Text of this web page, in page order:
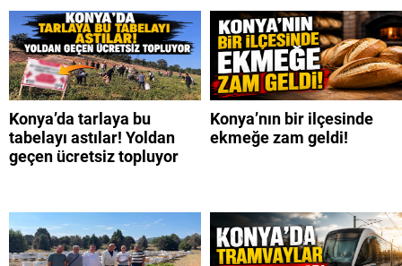
Konya’da tarlaya bu
tabelayı astılar! Yoldan
geçen ücretsiz topluyor
Konya’nın bir ilçesinde
ekmeğe zam geldi!